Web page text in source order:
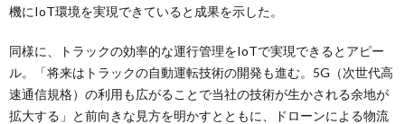
機にIoT環境を実現できていると成果を示した。
同様に、トラックの効率的な運行管理をIoTで実現できるとアピー
ル。「将来はトラックの自動運転技術の開発も進む。5G（次世代高
速通信規格）の利用も広がることで当社の技術が生かされる余地が
拡大する」と前向きな見方を明かすとともに、ドローンによる物流